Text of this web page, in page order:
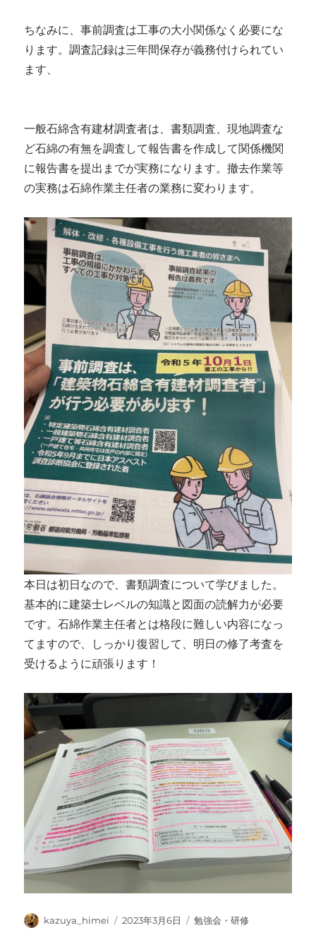
ちなみに、事前調査は工事の大小関係なく必要にな
ります。調査記録は三年間保存が義務付けられてい
ます、
一般石綿含有建材調査者は、書類調査、現地調査な
ど石綿の有無を調査して報告書を作成して関係機関
に報告書を提出までが実務になります。撤去作業等
の実務は石綿作業主任者の業務に変わります。
本日は初日なので、書類調査について学びました。
基本的に建築士レベルの知識と図面の読解力が必要
です。石綿作業主任者とは格段に難しい内容になっ
てますので、しっかり復習して、明日の修了考査を
受けるように頑張ります！
投
kazuya_himei
投
2023年3月6日
カ
勉強会・研修